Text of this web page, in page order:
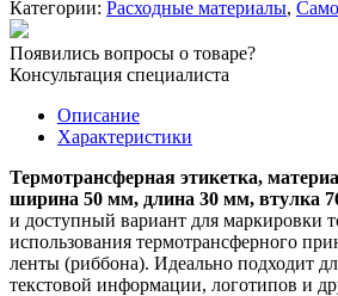
ПГЛ
50х30
мм/1000
шт.
Категории: Расходные материалы,
Появились вопросы о товаре?
Консультация специалиста
Описание
Характеристики
Термотрансферная этикетка,
ширина 50 мм, длина 30 мм, втулка
и доступный вариант для маркировки
использования термотрансферного
ленты (риббона). Идеально подходит
текстовой информации, логотипов и